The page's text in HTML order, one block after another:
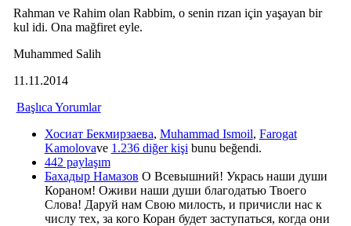
Rahman ve Rahim olan Rabbim, o senin rızan için yaşayan bir
kul idi. Ona mağfiret eyle.
Muhammed Salih
11.11.2014
Başlıca Yorumlar
Хосиат Бекмирзаева, Muhammad Ismoil, Farogat
Kamolovave 1.236 diğer kişi bunu beğendi.
442 paylaşım
Бахадыр Намазов О Всевышний! Укрась наши души
Кораном! Оживи наши души благодатью Твоего
Слова! Даруй нам Свою милость, и причисли нас к
числу тех, за кого Коран будет заступаться, когда они